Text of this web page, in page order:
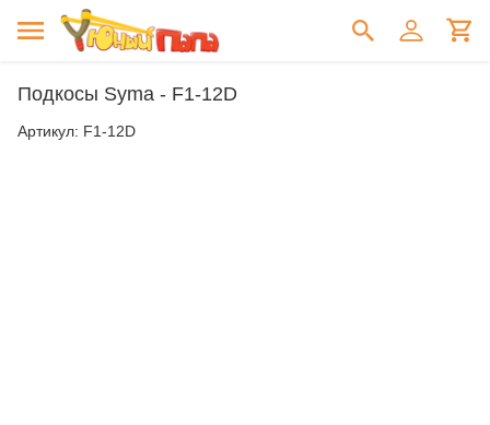
Подкосы Syma - F1-12D
Артикул: F1-12D